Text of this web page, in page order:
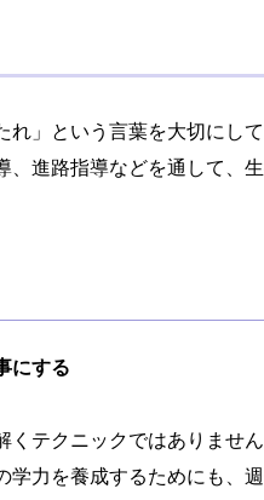
」という言葉を大切にして
進路指導などを通して、
にする
テクニックではありませ
力を養成するためにも、